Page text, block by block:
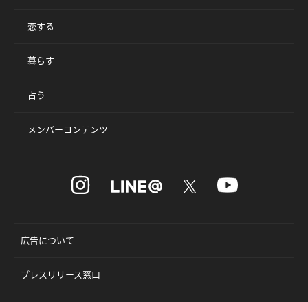
恋する
暮らす
占う
メンバーコンテンツ
広告について
プレスリリース窓口